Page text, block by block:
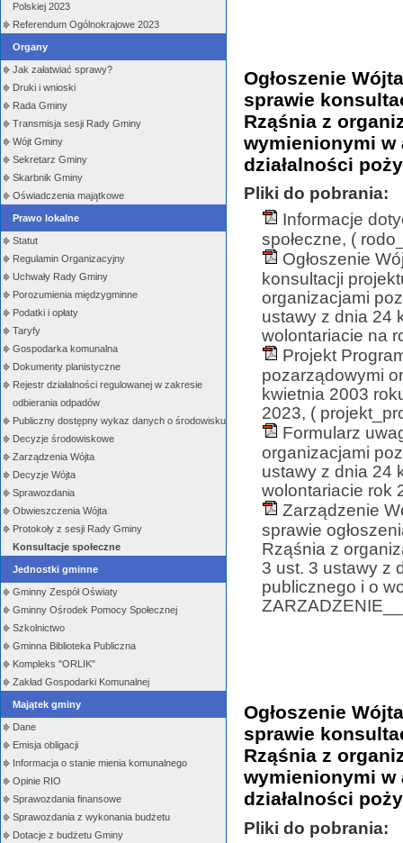
Polskiej 2023
Referendum Ogólnokrajowe 2023
Organy
Jak załatwiać sprawy?
Druki i wnioski
Rada Gminy
Transmisja sesji Rady Gminy
Wójt Gminy
Sekretarz Gminy
Skarbnik Gminy
Oświadczenia majątkowe
Prawo lokalne
Statut
Regulamin Organizacyjny
Uchwały Rady Gminy
Porozumienia międzygminne
Podatki i opłaty
Taryfy
Gospodarka komunalna
Dokumenty planistyczne
Rejestr działalności regulowanej w zakresie
odbierania odpadów
Publiczny dostępny wykaz danych o środowisku
Decyzje środowiskowe
Zarządzenia Wójta
Decyzje Wójta
Sprawozdania
Obwieszczenia Wójta
Protokoły z sesji Rady Gminy
Konsultacje społeczne
Jednostki gminne
Gminny Zespół Oświaty
Gminny Ośrodek Pomocy Społecznej
Szkolnictwo
Gminna Biblioteka Publiczna
Kompleks "ORLIK"
Zakład Gospodarki Komunalnej
Majątek gminy
Dane
Emisja obligacji
Informacja o stanie mienia komunalnego
Opinie RIO
Sprawozdania finansowe
Sprawozdania z wykonania budżetu
Dotacje z budżetu Gminy
Ogłoszenie
sprawie
Rząśnia z
wymienionymi w
działalności
Pliki do pobrania:
Informacje
społeczne, (
Ogłoszenie
konsultacji
organizacjami
ustawy z dnia 24
wolontariacie na
Projekt
pozarządowymi
kwietnia 2003
2023, (
Formularz
organizacjami
ustawy z dnia 24
wolontariacie rok
Zarządzenie
sprawie
Rząśnia z
3 ust. 3 ustawy z
publicznego i o
Ogłoszenie
sprawie
Rząśnia z
wymienionymi w
działalności
Pliki do pobrania: